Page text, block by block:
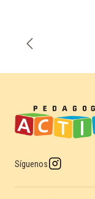
Síguenos